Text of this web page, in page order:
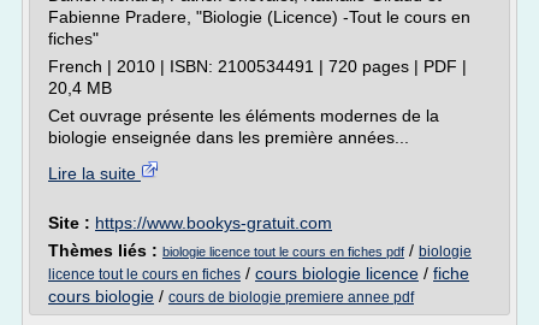
Fabienne Pradere, "Biologie (Licence) -Tout le cours en
fiches"
French | 2010 | ISBN: 2100534491 | 720 pages | PDF |
20,4 MB
Cet ouvrage présente les éléments modernes de la
biologie enseignée dans les première années...
Lire la suite
Site : https://www.bookys-gratuit.com
Thèmes liés : biologie licence tout le cours en fiches pdf / biologie
licence tout le cours en fiches / cours biologie licence / fiche
cours biologie / cours de biologie premiere annee pdf